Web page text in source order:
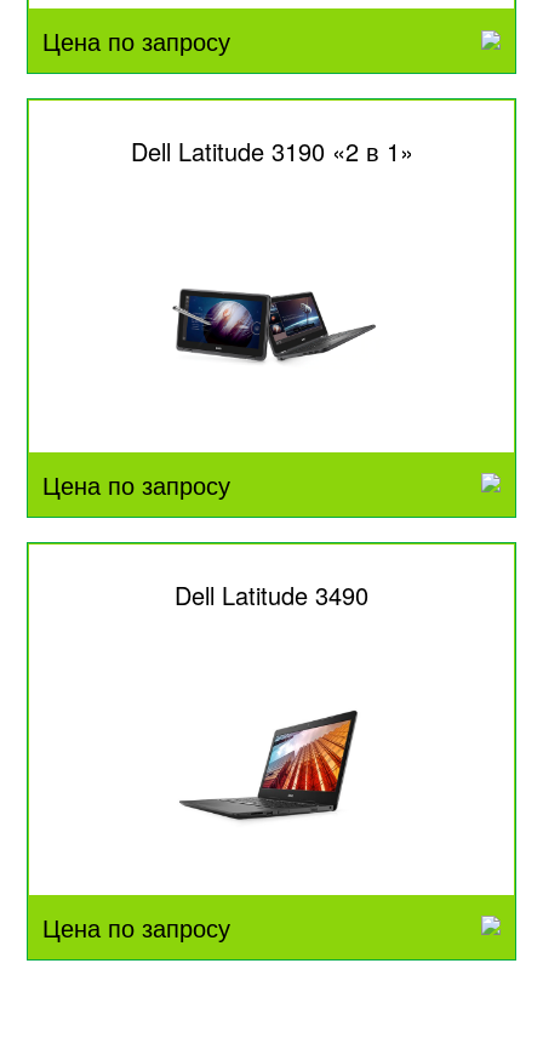
Цена по запросу
Dell Latitude 3190 «2 в 1»
Цена по запросу
Dell Latitude 3490
Цена по запросу